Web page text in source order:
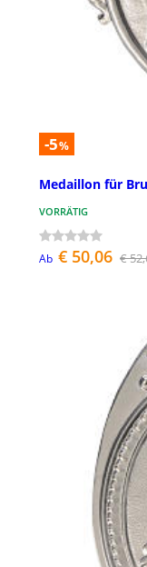
-5%
Medaillon für
VORRÄTIG
Ab € 50,06 €